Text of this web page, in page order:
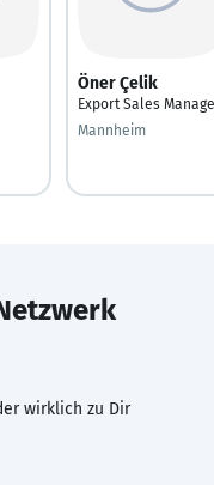
Öner Çelik
Export Sales
Mannheim
wirklich zu Dir